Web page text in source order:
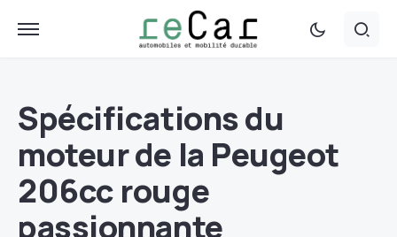
Spécifications du
moteur de la Peugeot
206cc rouge
passionnante